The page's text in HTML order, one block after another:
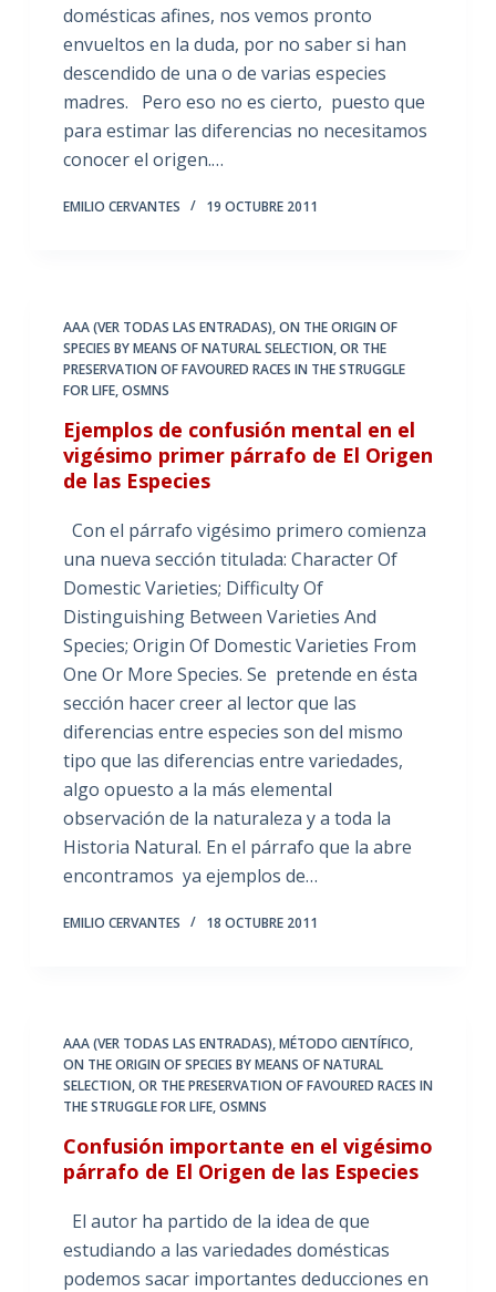
domésticas afines, nos vemos pronto
envueltos en la duda, por no saber si han
descendido de una o de varias especies
madres. Pero eso no es cierto, puesto que
para estimar las diferencias no necesitamos
conocer el origen.…
EMILIO CERVANTES 19 OCTUBRE 2011
AAA (VER TODAS LAS ENTRADAS),ON THE ORIGIN OF
SPECIES BY MEANS OF NATURAL SELECTION,OR THE
PRESERVATION OF FAVOURED RACES IN THE STRUGGLE
FOR LIFE,OSMNS
Ejemplos de confusión mental en el
vigésimo primer párrafo de El Origen
de las Especies
Con el párrafo vigésimo primero comienza
una nueva sección titulada: Character Of
Domestic Varieties; Difficulty Of
Distinguishing Between Varieties And
Species; Origin Of Domestic Varieties From
One Or More Species. Se pretende en ésta
sección hacer creer al lector que las
diferencias entre especies son del mismo
tipo que las diferencias entre variedades,
algo opuesto a la más elemental
observación de la naturaleza y a toda la
Historia Natural. En el párrafo que la abre
encontramos ya ejemplos de…
EMILIO CERVANTES 18 OCTUBRE 2011
AAA (VER TODAS LAS ENTRADAS),MÉTODO CIENTÍFICO,
ON THE ORIGIN OF SPECIES BY MEANS OF NATURAL
SELECTION,OR THE PRESERVATION OF FAVOURED RACES IN
THE STRUGGLE FOR LIFE,OSMNS
Confusión importante en el vigésimo
párrafo de El Origen de las Especies
El autor ha partido de la idea de que
estudiando a las variedades domésticas
podemos sacar importantes deducciones en